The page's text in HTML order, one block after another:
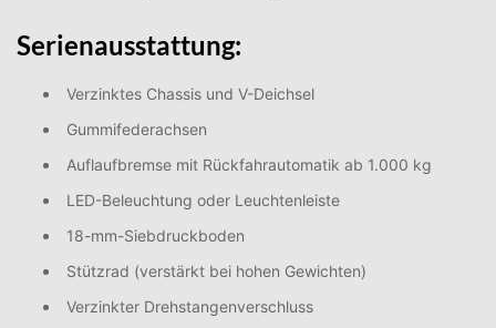
Serienausstattung:
Verzinktes Chassis und V-Deichsel
Gummifederachsen
Auflaufbremse mit Rückfahrautomatik ab 1.000 kg
LED-Beleuchtung oder Leuchtenleiste
18-mm-Siebdruckboden
Stützrad (verstärkt bei hohen Gewichten)
Verzinkter Drehstangenverschluss